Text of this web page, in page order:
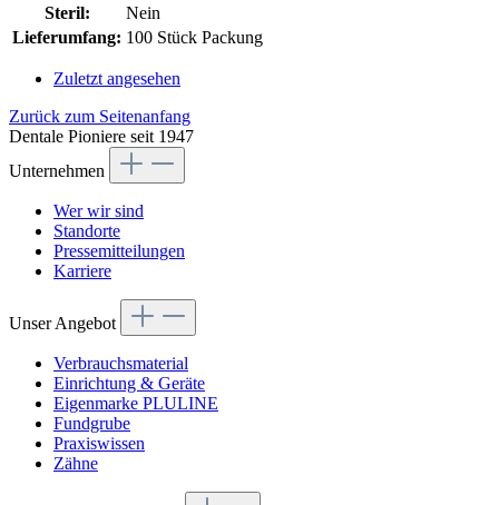
Steril:
Nein
Lieferumfang: 100 Stück Packung
Zuletzt angesehen
Zurück zum Seitenanfang
Dentale Pioniere seit 1947
Unternehmen
Wer wir sind
Standorte
Pressemitteilungen
Karriere
Unser Angebot
Verbrauchsmaterial
Einrichtung & Geräte
Eigenmarke PLULINE
Fundgrube
Praxiswissen
Zähne